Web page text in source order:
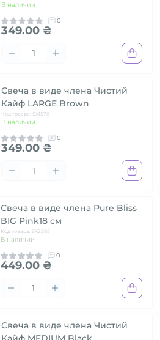
В наличии
0
349.00 ₴
Свеча в виде члена Чистий
Кайф LARGE Brown
Код товара: SX1578
В наличии
0
349.00 ₴
Свеча в виде члена Pure Bliss
BIG Pink18 см
Код товара: SX2295
В наличии
0
449.00 ₴
Свеча в виде члена Чистий